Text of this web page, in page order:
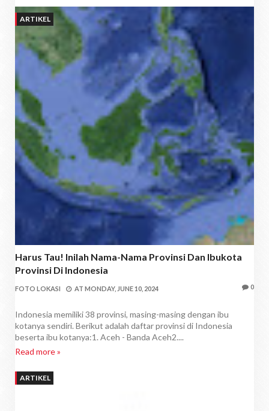
ARTIKEL
Harus Tau! Inilah Nama-Nama Provinsi Dan Ibukota
Provinsi Di Indonesia
FOTO LOKASI AT MONDAY, JUNE 10, 2024 0
Indonesia memiliki 38 provinsi, masing-masing dengan ibu
kotanya sendiri. Berikut adalah daftar provinsi di Indonesia
beserta ibu kotanya:1. Aceh - Banda Aceh2....
Read more »
ARTIKEL